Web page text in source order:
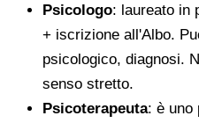
Psicologo: laureato in
+ iscrizione all'Albo.
psicologico, diagnosi.
senso stretto.
Psicoterapeuta: è uno